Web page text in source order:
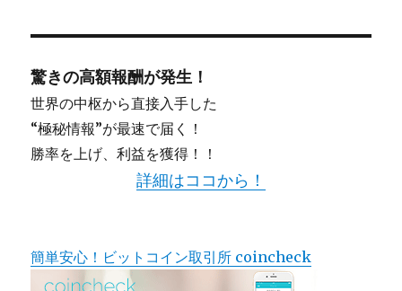
驚きの高額報酬が発生！
世界の中枢から直接入手した
“極秘情報”が最速で届く！
勝率を上げ、利益を獲得！！
詳細はココから！
簡単安心！ビットコイン取引所 coincheck